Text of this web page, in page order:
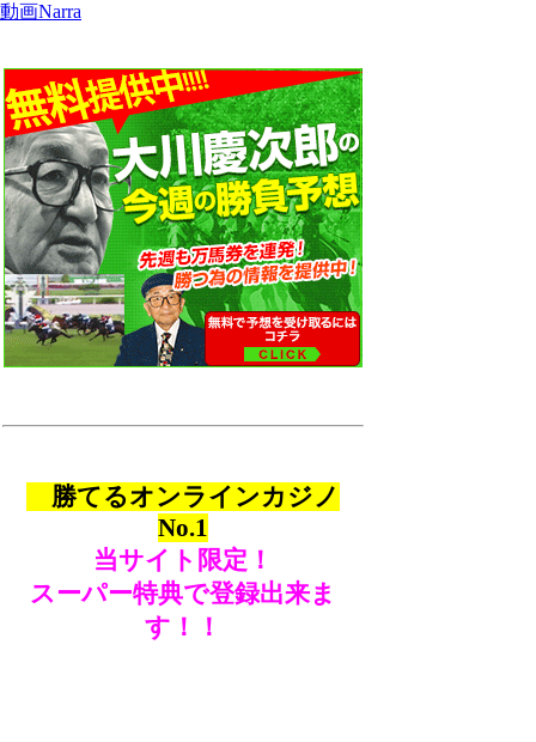
動画Narra
勝てるオンラインカジノ
No.1
当サイト限定！
スーパー特典で登録出来ま
す！！